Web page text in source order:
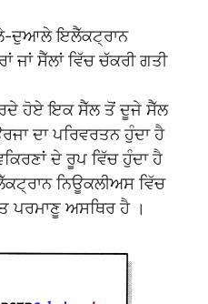
ਦੁਆਲੇ ਇਲੈੱਕਟ੍ਰਾਨ
ਜਾਂ ਸੈੱਲਾਂ ਵਿੱਚ ਚੱਕਰੀ ਗਤੀ
ਹੋਏ ਇਕ ਸੈੱਲ ਤੋਂ ਦੂਜੇ ਸੈੱਲ
ਦਾ ਪਰਿਵਰਤਨ ਹੁੰਦਾ ਹੈ
ਦੇ ਰੂਪ ਵਿੱਚ ਹੁੰਦਾ ਹੈ
ਨਿਊਕਲੀਅਸ ਵਿੱਚ
ਪਰਮਾਣੂ ਅਸਥਿਰ ਹੈ ।